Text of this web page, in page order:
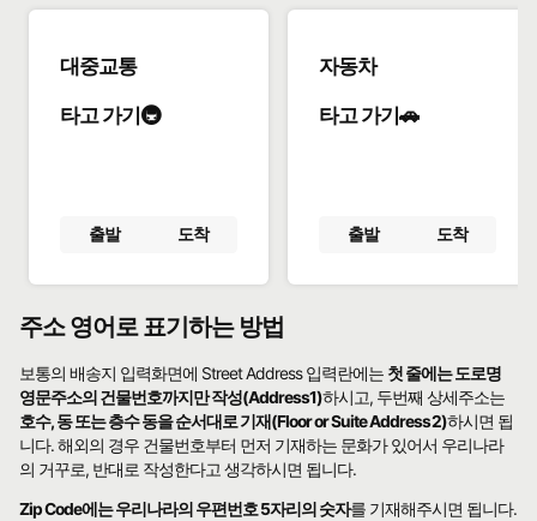
대중교통
타고 가기🚇
출발 도착
자동차
타고 가기🚗
출발 도착
주소 영어로 표기하는 방법
보통의 배송지 입력화면에 Street Address 입력란에는 첫 줄에는 도로명
영문주소의 건물번호까지만 작성(Address1)하시고, 두번째 상세주소는
호수, 동 또는 층수 동을 순서대로 기재(Floor or Suite Address2)하시면 됩
니다. 해외의 경우 건물번호부터 먼저 기재하는 문화가 있어서 우리나라
의 거꾸로, 반대로 작성한다고 생각하시면 됩니다.
Zip Code에는 우리나라의 우편번호 5자리의 숫자를 기재해주시면 됩니다.